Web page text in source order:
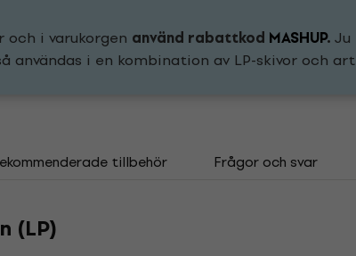
och i varukorgen använd rabattkod MASHUP.
användas i en kombination av LP-skivor och
tillbehör Frågor och svar
(LP)